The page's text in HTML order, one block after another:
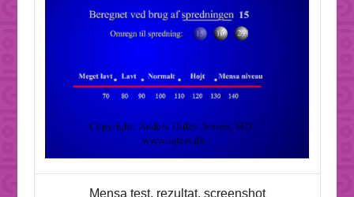
Mensa test, rezultat, screenshot